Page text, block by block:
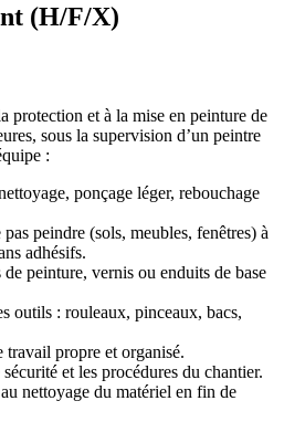
(H/F/X)
protection et à la mise en peinture de
sous la supervision d’un peintre
:
ponçage léger, rebouchage
peindre (sols, meubles, fenêtres) à
adhésifs.
peinture, vernis ou enduits de base
outils : rouleaux, pinceaux, bacs,
travail propre et organisé.
et les procédures du chantier.
nettoyage du matériel en fin de